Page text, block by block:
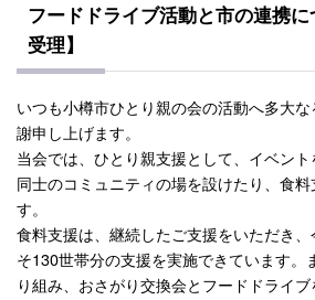
フードドライブ活動と市の連携
受理】
いつも小樽市ひとり親の会の活動へ多大
謝申し上げます。
当会では、ひとり親支援として、イベン
同士のコミュニティの場を設けたり、食
す。
食料支援は、継続したご支援をいただき
そ130世帯分の支援を実施できています。
り組み、おさがり交換会とフードドライブ